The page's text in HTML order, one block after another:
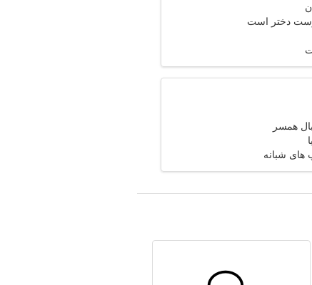
دختر است
همسر
های شبانه